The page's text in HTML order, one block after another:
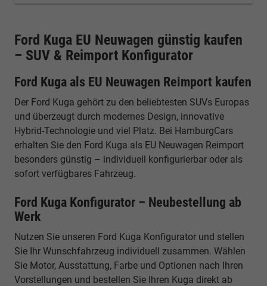
Ford Kuga EU Neuwagen günstig kaufen
– SUV & Reimport Konfigurator
Ford Kuga als EU Neuwagen Reimport kaufen
Der Ford Kuga gehört zu den beliebtesten SUVs Europas
und überzeugt durch modernes Design, innovative
Hybrid-Technologie und viel Platz. Bei HamburgCars
erhalten Sie den Ford Kuga als EU Neuwagen Reimport
besonders günstig – individuell konfigurierbar oder als
sofort verfügbares Fahrzeug.
Ford Kuga Konfigurator – Neubestellung ab
Werk
Nutzen Sie unseren Ford Kuga Konfigurator und stellen
Sie Ihr Wunschfahrzeug individuell zusammen. Wählen
Sie Motor, Ausstattung, Farbe und Optionen nach Ihren
Vorstellungen und bestellen Sie Ihren Kuga direkt ab